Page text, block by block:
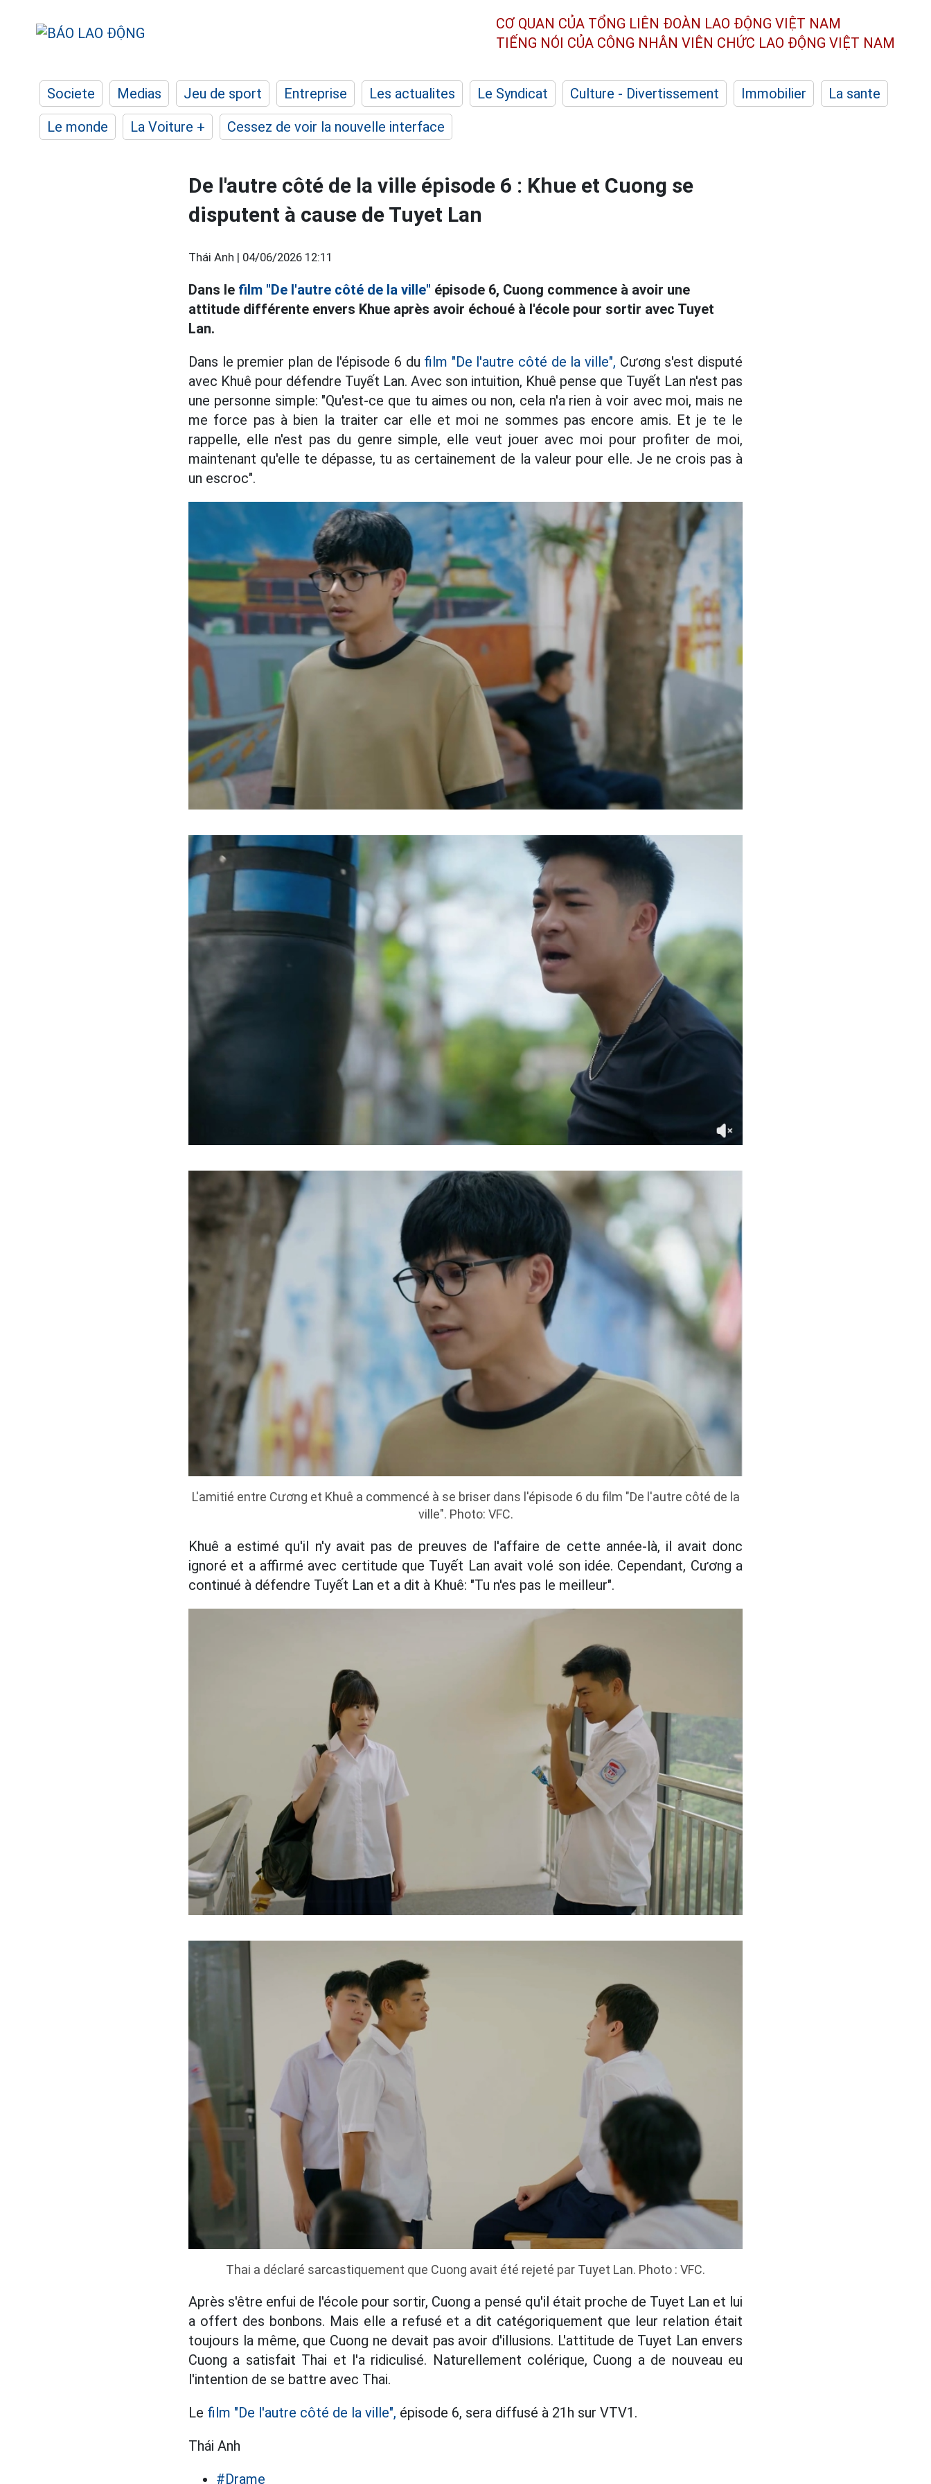
CƠ QUAN CỦA TỔNG LIÊN ĐOÀN LAO ĐỘNG VIỆT NAM
TIẾNG NÓI CỦA CÔNG NHÂN VIÊN CHỨC LAO ĐỘNG VIỆT NAM
Societe Medias Jeu de sport Entreprise Les actualites Le Syndicat Culture - Divertissement Immobilier
La sante
Le monde
La Voiture + Cessez de voir la nouvelle interface
De l'autre côté de la ville épisode 6 : Khue et Cuong se
disputent à cause de Tuyet Lan
Thái Anh | 04/06/2026 12:11
Dans le film "De l'autre côté de la ville" épisode 6, Cuong commence à avoir une
attitude différente envers Khue après avoir échoué à l'école pour sortir avec Tuyet
Lan.
Dans le premier plan de l'épisode 6 du film "De l'autre côté de la ville", Cương s'est disputé
avec Khuê pour défendre Tuyết Lan. Avec son intuition, Khuê pense que Tuyết Lan n'est pas
une personne simple: "Qu'est-ce que tu aimes ou non, cela n'a rien à voir avec moi, mais ne
me force pas à bien la traiter car elle et moi ne sommes pas encore amis. Et je te le
rappelle, elle n'est pas du genre simple, elle veut jouer avec moi pour profiter de moi,
maintenant qu'elle te dépasse, tu as certainement de la valeur pour elle. Je ne crois pas à
un escroc".
L'amitié entre Cương et Khuê a commencé à se briser dans l'épisode 6 du film "De l'autre côté de la
ville". Photo: VFC.
Khuê a estimé qu'il n'y avait pas de preuves de l'affaire de cette année-là, il avait donc
ignoré et a affirmé avec certitude que Tuyết Lan avait volé son idée. Cependant, Cương a
continué à défendre Tuyết Lan et a dit à Khuê: "Tu n'es pas le meilleur".
Thai a déclaré sarcastiquement que Cuong avait été rejeté par Tuyet Lan. Photo : VFC.
Après s'être enfui de l'école pour sortir, Cuong a pensé qu'il était proche de Tuyet Lan et lui
a offert des bonbons. Mais elle a refusé et a dit catégoriquement que leur relation était
toujours la même, que Cuong ne devait pas avoir d'illusions. L'attitude de Tuyet Lan envers
Cuong a satisfait Thai et l'a ridiculisé. Naturellement colérique, Cuong a de nouveau eu
l'intention de se battre avec Thai.
Le film "De l'autre côté de la ville", épisode 6, sera diffusé à 21h sur VTV1.
Thái Anh
#Drame